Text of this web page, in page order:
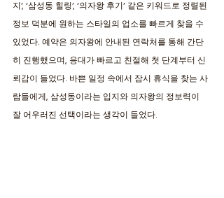
지’, ‘삼성동 힐링’, ‘의자왕 후기’ 같은 키워드로 정렬된
정보 덕분에 원하는 스타일의 업소를 빠르게 찾을 수
있었다. 예약은 의자왕에 안내된 연락처를 통해 간단
히 진행했으며, 응대가 빠르고 친절해 첫 단계부터 신
뢰감이 들었다. 바쁜 일정 속에서 잠시 휴식을 찾는 사
람들에게, 삼성동이라는 입지와 의자왕의 정보력이
잘 어우러진 선택이라는 생각이 들었다.